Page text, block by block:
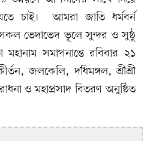
চাই। আমরা জাতি ধর্মবর্ন
সকল ভেদাভেদ ভূলে সুন্দর ও সুষ্ঠু
সমাপনান্তে রবিবার ২১
জলকেলি, দধিমঙ্গল, শ্রীশ্রী
ও মহাপ্রসাদ বিতরণ অনুষ্ঠিত